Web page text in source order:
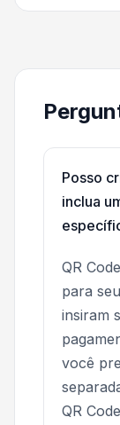
Posso
inclua
QR
para
insiram
você
QR